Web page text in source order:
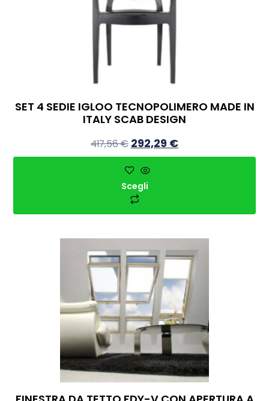
SET 4 SEDIE IGLOO TECNOPOLIMERO MADE IN
ITALY SCAB DESIGN
417,56€ 292,29 €
Scegli